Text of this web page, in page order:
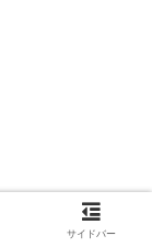
サイドバー